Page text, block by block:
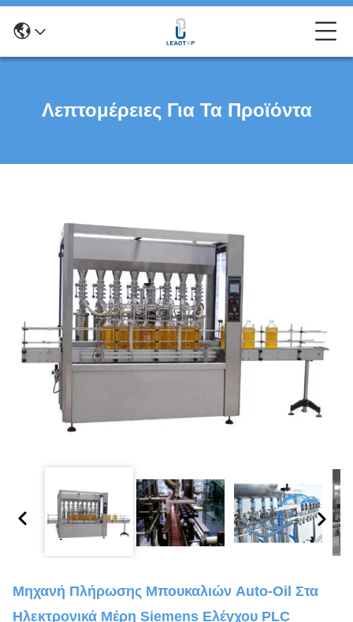
Λεπτομέρειες Για Τα Προϊόντα
Μηχανή Πλήρωσης Μπουκαλιών Auto-Oil Στα
Ηλεκτρονικά Μέρη Siemens Ελέγχου PLC